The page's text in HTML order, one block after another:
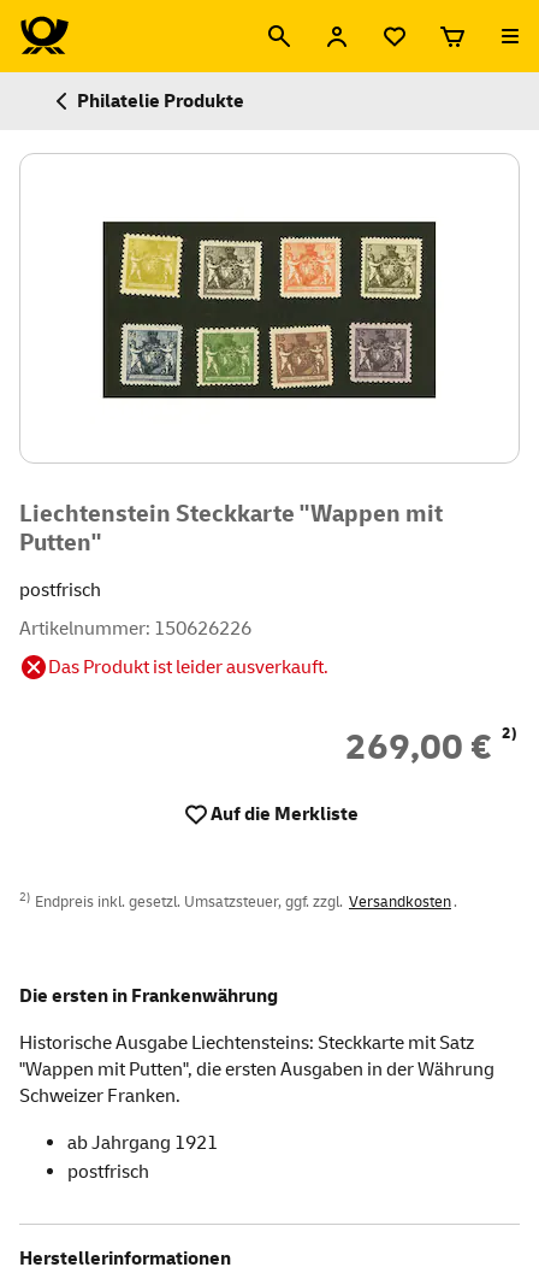
Philatelie Produkte
Liechtenstein Steckkarte "Wappen mit
Putten"
postfrisch
Artikelnummer: 150626226
Das Produkt ist leider ausverkauft.
269,00 € 2)
Auf die Merkliste
2) Endpreis inkl. gesetzl. Umsatzsteuer, ggf. zzgl. Versandkosten.
Die ersten in Frankenwährung
Historische Ausgabe Liechtensteins: Steckkarte mit Satz
"Wappen mit Putten", die ersten Ausgaben in der Währung
Schweizer Franken.
ab Jahrgang 1921
postfrisch
Herstellerinformationen